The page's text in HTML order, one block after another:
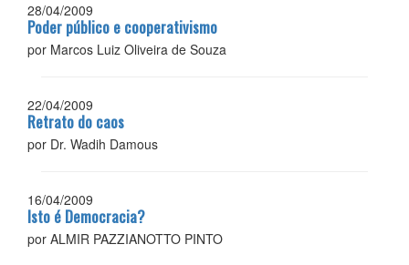
28/04/2009
Poder público e cooperativismo
por Marcos Luiz Oliveira de Souza
22/04/2009
Retrato do caos
por Dr. Wadih Damous
16/04/2009
Isto é Democracia?
por ALMIR PAZZIANOTTO PINTO